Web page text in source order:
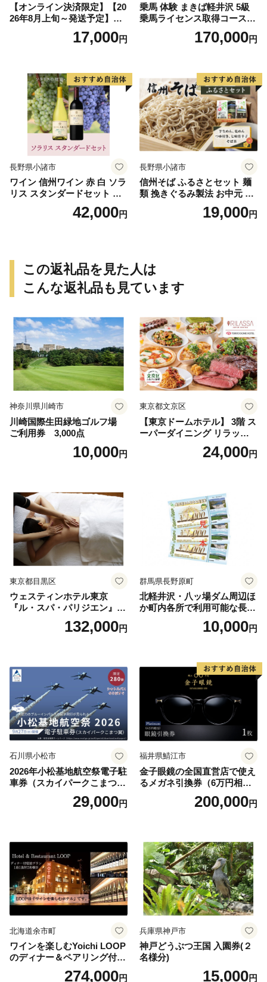
【オンライン決済限定】【20
26年8月上旬～発送予定】桃
先行予約 浅間水蜜桃 あかつ
き 約5kg 秀品 13～22玉 贈答
17,000円
乗馬 体験 まきば軽井沢 5級
乗馬ライセンス取得コース
170,000円
長野県小諸市
ワイン 信州ワイン 赤 白 ソラ
リス スタンダードセット ワ
インセット フレッシュ 果実
香 ほどよい酸味 アロマ 果実
42,000円
長野県小諸市
信州そば ふるさとセット 麺
類 挽きぐるみ製法 お中元 お
歳暮 年越しそば つゆ付き 半
生めん 乾めん 七味唐辛子 そ
19,000円
この返礼品を見た人は
こんな返礼品も見ています
神奈川県川崎市
川崎国際生田緑地ゴルフ場
ご利用券 3,000点
10,000円
東京都文京区
【東京ドームホテル】 3階 ス
ーパーダイニング リラッサ
ランチブッフェ お食事券 大
人1名様分 関東 東京 ご利用
24,000円
東京都目黒区
ウェスティンホテル東京
『ル・スパ・パリジエン』選
べるボディセラピー90分/1名
132,000円
群馬県長野原町
北軽井沢・八ッ場ダム周辺ほ
か町内各所で利用可能な長野
原町ふるさと感謝券（3,000
円分）【トラベル 観光 旅行
10,000円
石川県小松市
2026年小松基地航空祭電子駐
車券（スカイパークこまつ
翼） 駐車場 シャトルバスの
りばすぐ 石川県 小松市
29,000円
福井県鯖江市
金子眼鏡の全国直営店で使え
るメガネ引換券（6万円相
当） Platinum200,000円
北海道余市町
ワインを楽しむYoichi LOOP
のディナー＆ペアリング付宿
泊プラン＜デラックスツイン
274,000円
兵庫県神戸市
神戸どうぶつ王国 入園券(２
名様分)
15,000円